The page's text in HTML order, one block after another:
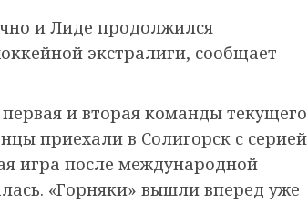
и Лиде продолжился
экстралиги, сообщает
и вторая команды текущего
приехали в Солигорск с серией
игра после международной
«Горняки» вышли вперед уже